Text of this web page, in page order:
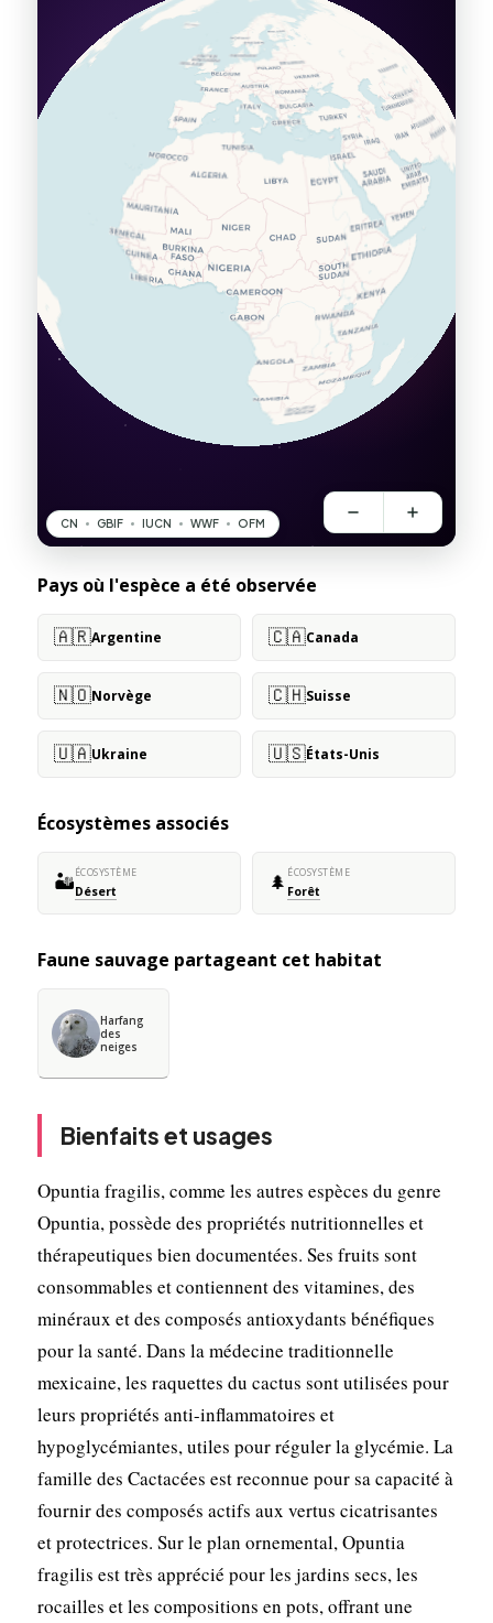
Pays où l'espèce a été observée
🇦🇷Argentine 🇨🇦Canada
🇳🇴Norvège 🇨🇭Suisse
🇺🇦Ukraine 🇺🇸États-Unis
Écosystèmes associés
🏜️ÉCOSYSTÈME
Désert 🌲 ÉCOSYSTÈME
Forêt
Faune sauvage partageant cet habitat
Harfang
des
neiges
Bienfaits et usages
Opuntia fragilis, comme les autres espèces du genre
Opuntia, possède des propriétés nutritionnelles et
thérapeutiques bien documentées. Ses fruits sont
consommables et contiennent des vitamines, des
minéraux et des composés antioxydants bénéfiques
pour la santé. Dans la médecine traditionnelle
mexicaine, les raquettes du cactus sont utilisées pour
leurs propriétés anti-inflammatoires et
hypoglycémiantes, utiles pour réguler la glycémie. La
famille des Cactacées est reconnue pour sa capacité à
fournir des composés actifs aux vertus cicatrisantes
et protectrices. Sur le plan ornemental, Opuntia
fragilis est très apprécié pour les jardins secs, les
rocailles et les compositions en pots, offrant une